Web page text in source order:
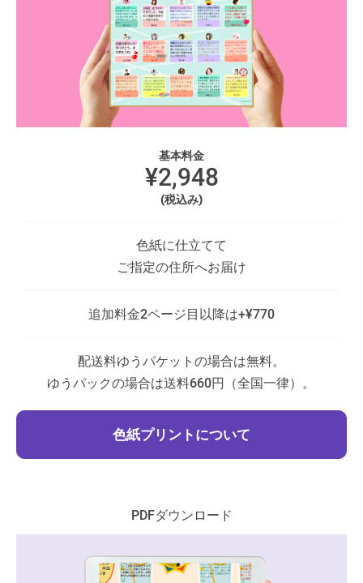
基本料金
¥2,948
(税込み)
色紙に仕立てて
ご指定の住所へお届け
追加料金2ページ目以降は+¥770
配送料ゆうパケットの場合は無料。
ゆうパックの場合は送料660円（全国一律）。
色紙プリントについて
PDFダウンロード